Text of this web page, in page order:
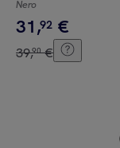
Nero
31,92 €
39,90 €